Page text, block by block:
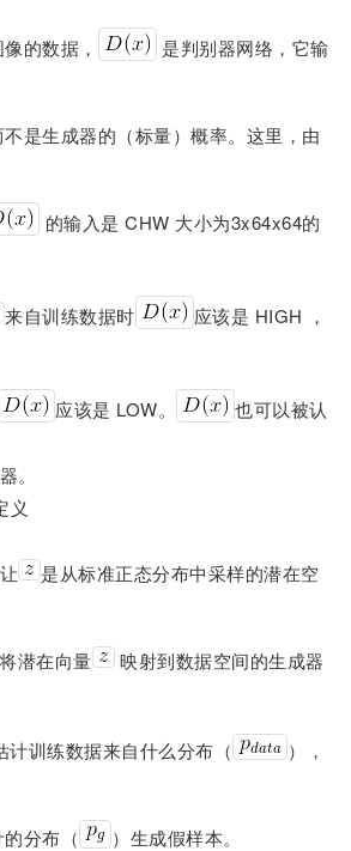
的数据， 是判别器网络，它输
是生成器的（标量）概率。这里，由
的输入是 CHW 大小为3x64x64的
来自训练数据时 应该是 HIGH ，
应该是 LOW。 也可以被认
。
义
是从标准正态分布中采样的潜在空
潜在向量 映射到数据空间的生成器
计训练数据来自什么分布（ ），
分布（ ）生成假样本。